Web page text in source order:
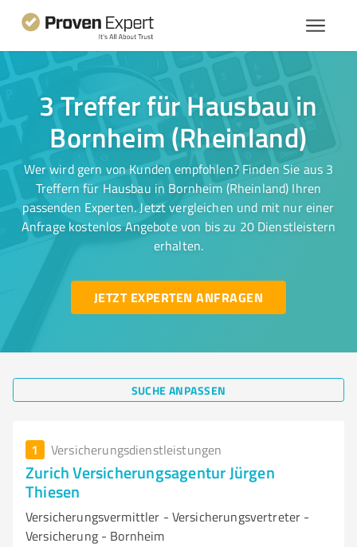
3 Treffer für Hausbau in
Bornheim (Rheinland)
Wer wird gern von Kunden empfohlen? Finden Sie aus 3
Treffern für Hausbau in Bornheim (Rheinland) Ihren
passenden Experten. Jetzt vergleichen und mit nur einer
Anfrage kostenlos Angebote von bis zu 20 Dienstleistern
erhalten.
JETZT EXPERTEN ANFRAGEN
SUCHE ANPASSEN
1 Versicherungsdienstleistungen
Zurich Versicherungsagentur Jürgen
Thiesen
Versicherungsvermittler - Versicherungsvertreter -
Versicherung - Bornheim